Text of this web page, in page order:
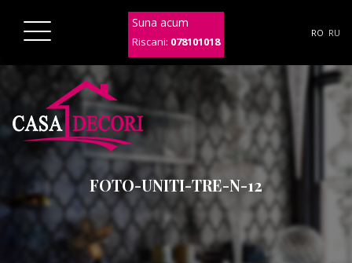
Suna acum
Riscani: 078101018
RO RU
FOTO-UNITI-TRE-N-12